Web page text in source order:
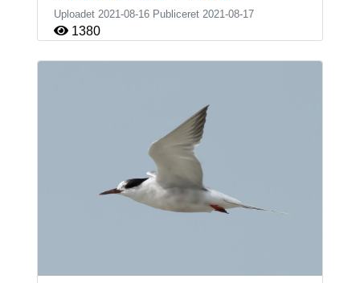
Uploadet 2021-08-16 Publiceret 2021-08-17
1380